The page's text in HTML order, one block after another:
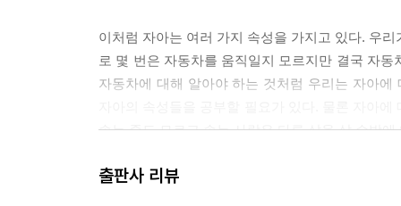
이처럼 자아는 여러 가지 속성을 가지고 있다. 우
로 몇 번은 자동차를 움직일지 모르지만 결국 자
자동차에 대해 알아야 하는 것처럼 우리는 자아
속는 줄도 모르고 속는 사람은 다른 삶을 살 수밖에
출판사 리뷰